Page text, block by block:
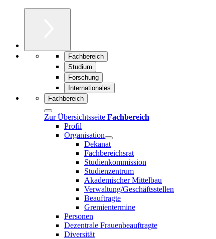
Fachbereich
Studium
Forschung
Internationales
Fachbereich
Zur Übersichtsseite Fachbereich
Profil
Organisation
Dekanat
Fachbereichsrat
Studienkommission
Studienzentrum
Akademischer Mittelbau
Verwaltung/Geschäftsstellen
Beauftragte
Gremientermine
Personen
Dezentrale Frauenbeauftragte
Diversität